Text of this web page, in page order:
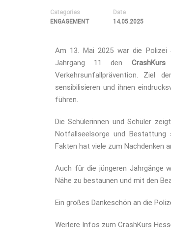
Categories
ENGAGEMENT
Date
14.05.2025
Am 13. Mai 2025 war die Polizei
Jahrgang 11 den
Verkehrsunfallprävention. Ziel
sensibilisieren und ihnen
führen.
Die Schülerinnen und Schüler
Notfallseelsorge und Bestattung
Fakten hat viele zum Nachdenken
Auch für die jüngeren Jahrgänge
Nähe zu bestaunen und mit den
Ein großes Dankeschön an die
Weitere Infos zum CrashKurs